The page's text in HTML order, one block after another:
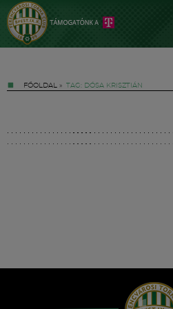
FŐOLDAL » TAG: DÓSA KRISZTIÁN
Hírek